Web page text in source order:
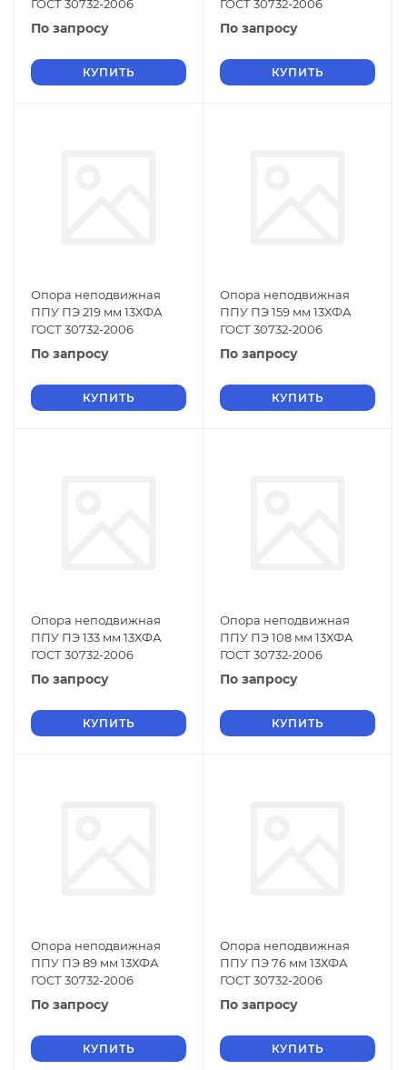
ГОСТ 30732-2006
По запросу
КУПИТЬ
ГОСТ 30732-2006
По запросу
КУПИТЬ
Опора неподвижная
ППУ ПЭ 219 мм 13ХФА
ГОСТ 30732-2006
По запросу
КУПИТЬ
Опора неподвижная
ППУ ПЭ 159 мм 13ХФА
ГОСТ 30732-2006
По запросу
КУПИТЬ
Опора неподвижная
ППУ ПЭ 133 мм 13ХФА
ГОСТ 30732-2006
По запросу
КУПИТЬ
Опора неподвижная
ППУ ПЭ 108 мм 13ХФА
ГОСТ 30732-2006
По запросу
КУПИТЬ
Опора неподвижная
ППУ ПЭ 89 мм 13ХФА
ГОСТ 30732-2006
По запросу
КУПИТЬ
Опора неподвижная
ППУ ПЭ 76 мм 13ХФА
ГОСТ 30732-2006
По запросу
КУПИТЬ